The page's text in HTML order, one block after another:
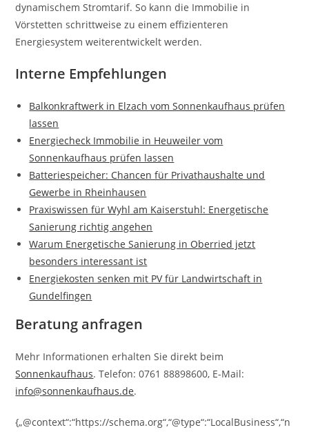
dynamischem Stromtarif. So kann die Immobilie in
Vörstetten schrittweise zu einem effizienteren
Energiesystem weiterentwickelt werden.
Interne Empfehlungen
Balkonkraftwerk in Elzach vom Sonnenkaufhaus prüfen
lassen
Energiecheck Immobilie in Heuweiler vom
Sonnenkaufhaus prüfen lassen
Batteriespeicher: Chancen für Privathaushalte und
Gewerbe in Rheinhausen
Praxiswissen für Wyhl am Kaiserstuhl: Energetische
Sanierung richtig angehen
Warum Energetische Sanierung in Oberried jetzt
besonders interessant ist
Energiekosten senken mit PV für Landwirtschaft in
Gundelfingen
Beratung anfragen
Mehr Informationen erhalten Sie direkt beim
Sonnenkaufhaus. Telefon: 0761 88898600, E-Mail:
info@sonnenkaufhaus.de.
{„@context“:“https://schema.org“,“@type“:“LocalBusiness“,“n